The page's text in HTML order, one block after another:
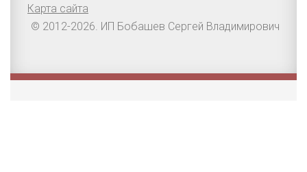
Карта сайта
© 2012-2026. ИП Бобашев Сергей Владимирович